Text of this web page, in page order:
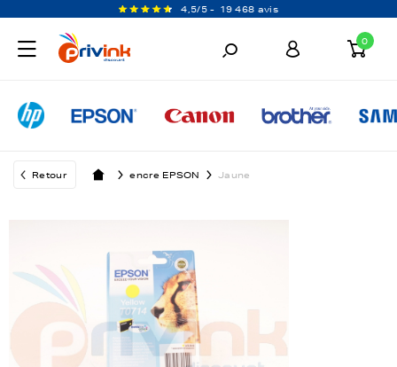
4,5/5 - 19 468 avis
0
Retour encre EPSON Jaune